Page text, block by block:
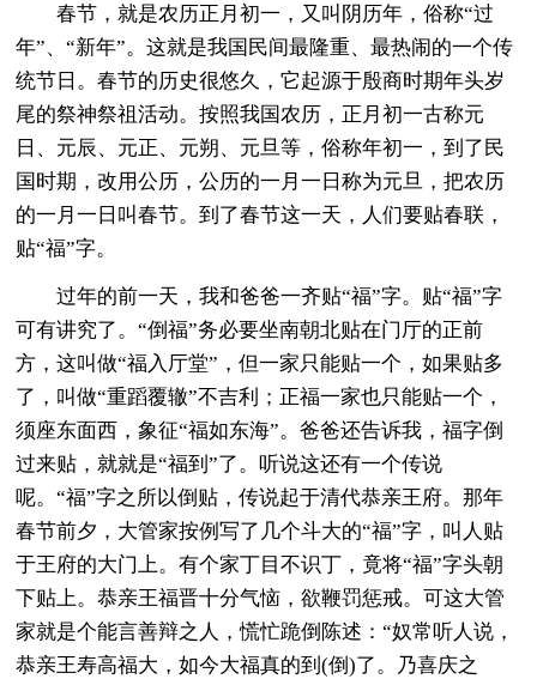
春节，就是农历正月初一，又叫阴历年，俗称“过
年”、“新年”。这就是我国民间最隆重、最热闹的一个传
统节日。春节的历史很悠久，它起源于殷商时期年头岁
尾的祭神祭祖活动。按照我国农历，正月初一古称元
日、元辰、元正、元朔、元旦等，俗称年初一，到了民
国时期，改用公历，公历的一月一日称为元旦，把农历
的一月一日叫春节。到了春节这一天，人们要贴春联，
贴“福”字。
过年的前一天，我和爸爸一齐贴“福”字。贴“福”字
可有讲究了。“倒福”务必要坐南朝北贴在门厅的正前
方，这叫做“福入厅堂”，但一家只能贴一个，如果贴多
了，叫做“重蹈覆辙”不吉利；正福一家也只能贴一个，
须座东面西，象征“福如东海”。爸爸还告诉我，福字倒
过来贴，就就是“福到”了。听说这还有一个传说
呢。“福”字之所以倒贴，传说起于清代恭亲王府。那年
春节前夕，大管家按例写了几个斗大的“福”字，叫人贴
于王府的大门上。有个家丁目不识丁，竟将“福”字头朝
下贴上。恭亲王福晋十分气恼，欲鞭罚惩戒。可这大管
家就是个能言善辩之人，慌忙跪倒陈述：“奴常听人说，
恭亲王寿高福大，如今大福真的到(倒)了。乃喜庆之